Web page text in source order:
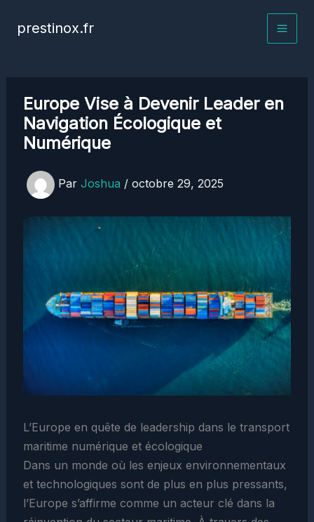
prestinox.fr
Europe Vise à Devenir Leader en
Navigation Écologique et
Numérique
Par Joshua / octobre 29, 2025
L’Europe en quête de leadership dans le transport
maritime numérique et écologique
Dans un monde où les enjeux environnementaux
et technologiques sont de plus en plus pressants,
l’Europe s’affirme comme un acteur clé dans la